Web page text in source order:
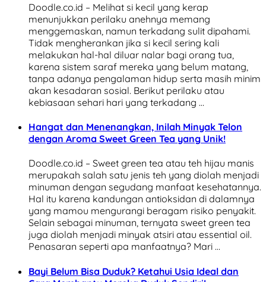
Doodle.co.id – Melihat si kecil yang kerap
menunjukkan perilaku anehnya memang
menggemaskan, namun terkadang sulit dipahami.
Tidak mengherankan jika si kecil sering kali
melakukan hal-hal diluar nalar bagi orang tua,
karena sistem saraf mereka yang belum matang,
tanpa adanya pengalaman hidup serta masih minim
akan kesadaran sosial. Berikut perilaku atau
kebiasaan sehari hari yang terkadang …
Hangat dan Menenangkan, Inilah Minyak Telon
dengan Aroma Sweet Green Tea yang Unik!
Doodle.co.id – Sweet green tea atau teh hijau manis
merupakah salah satu jenis teh yang diolah menjadi
minuman dengan segudang manfaat kesehatannya.
Hal itu karena kandungan antioksidan di dalamnya
yang mamou mengurangi beragam risiko penyakit.
Selain sebagai minuman, ternyata sweet green tea
juga diolah menjadi minyak atsiri atau essential oil.
Penasaran seperti apa manfaatnya? Mari …
Bayi Belum Bisa Duduk? Ketahui Usia Ideal dan